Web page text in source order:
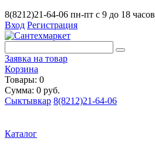
8(8212)21-64-06 пн-пт с 9 до 18 часов
Вход Регистрация
Заявка на товар
Корзина
Товары: 0
Сумма: 0 руб.
Сыктывкар 8(8212)21-64-06
Каталог